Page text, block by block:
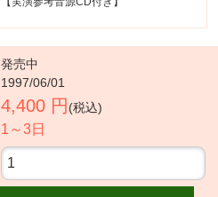
発売中
1997/06/01
4,400 円 (税込)
1～3日